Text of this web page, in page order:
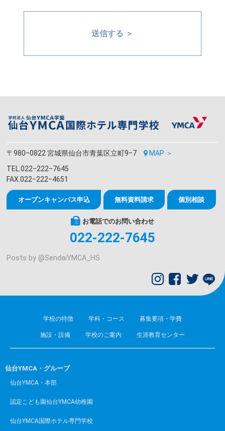
本会は、個人情報をその利用目的の範囲内で利
かつ正確な内容として保持するよう努めます。
また、その管理についても、個人情報の漏洩、
滅失、毀損などがないよう十分に配慮し、個人情報
への不正アクセス防止に努めます。
個人情報の開示、訂正、追加、削除、利用停止本会
は、本会が保有する個人情報について 、本人から自
に関する訂正、追加、削除、利用停止等の申し出が
なされた場合には、所定の手続に従い速やかに対応
個人情報の取り扱いに関する苦情への対応本会は、
本会における個人情報の取り扱いに関して苦情が寄
個人情報保護に向けた体制整備、職員教育の実施本
継続的に整備するとともに、職員の意識啓発に努め
事業運営のための資料
本会が主催するまたは協力する催し物の告知
その他、本人が希望する事項
〒980‒0822 宮城県仙台市青葉区立町9‒7
MAP ＞
TEL.022‒222‒7645
FAX.022‒222‒4651
オープンキャンパス申込 無料資料請求 個別相談
お電話でのお問い合わせ
022-222-7645
Posts by @SendaiYMCA_HS
学校の特徴 学科・コース 募集要項・学費
施設・設備 学校のご案内 生涯教育センター
仙台YMCA・グループ
仙台YMCA・本部
認定こども園仙台YMCA幼稚園
仙台YMCA国際ホテル専門学校